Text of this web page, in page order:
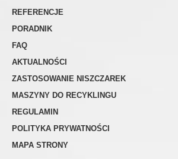
REFERENCJE
PORADNIK
FAQ
AKTUALNOŚCI
ZASTOSOWANIE NISZCZAREK
MASZYNY DO RECYKLINGU
REGULAMIN
POLITYKA PRYWATNOŚCI
MAPA STRONY